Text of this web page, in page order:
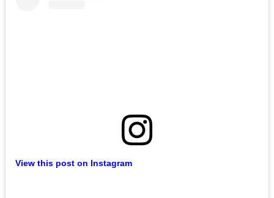
View this post on Instagram